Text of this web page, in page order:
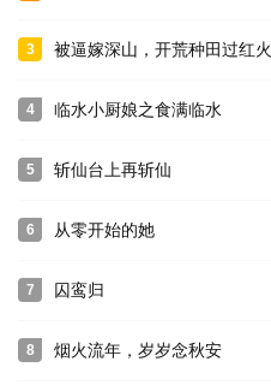
3 被逼嫁深山，开荒种田过红火日子
4 临水小厨娘之食满临水
5 斩仙台上再斩仙
6 从零开始的她
7 囚鸾归
8 烟火流年，岁岁念秋安